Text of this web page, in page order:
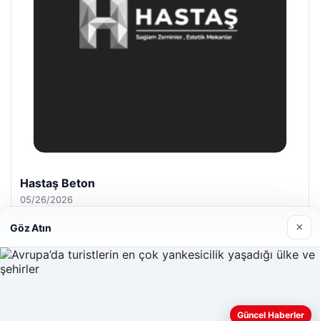
Hastaş Beton
05/26/2026
Göz Atın ×
Güncel Haberler